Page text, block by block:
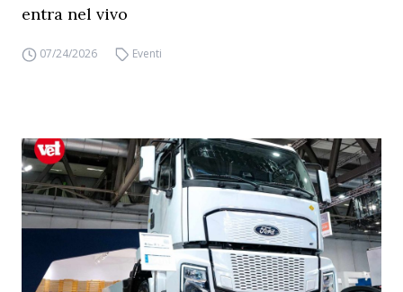
entra nel vivo
07/24/2026 Eventi